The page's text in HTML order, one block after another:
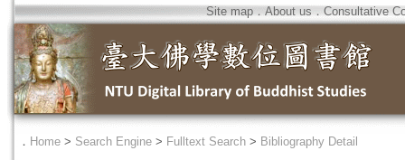
Site map．About us ． Consultative
． Home > Search Engine > Fulltext Search > Bibliography Detail